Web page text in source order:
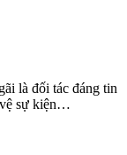
là đối tác đáng tin
vệ sự kiện…